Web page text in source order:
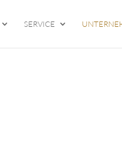
SERVICE